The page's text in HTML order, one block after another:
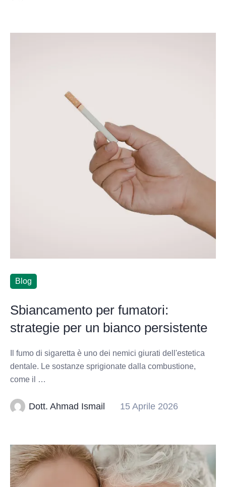
Blog
Sbiancamento per fumatori:
strategie per un bianco persistente
Il fumo di sigaretta è uno dei nemici giurati dell'estetica
dentale. Le sostanze sprigionate dalla combustione,
come il …
Dott. Ahmad Ismail 15 Aprile 2026